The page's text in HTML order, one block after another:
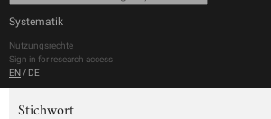
Systematik
Nutzungsrechte
Sign in for research access
EN / DE
Stichwort